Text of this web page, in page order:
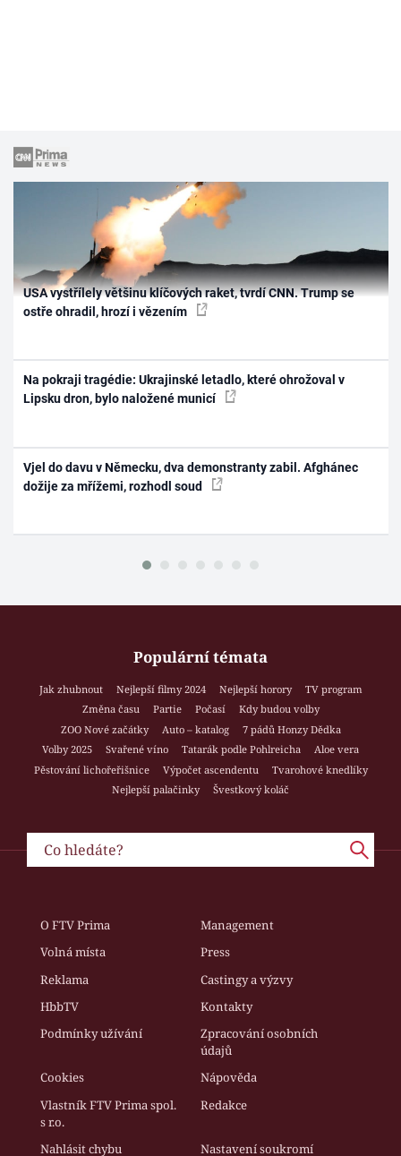
USA vystřílely většinu klíčových raket, tvrdí CNN. Trump se
ostře ohradil, hrozí i vězením
Na pokraji tragédie: Ukrajinské letadlo, které ohrožoval v
Lipsku dron, bylo naložené municí
Vjel do davu v Německu, dva demonstranty zabil. Afghánec
dožije za mřížemi, rozhodl soud
Populární témata
Jak zhubnout Nejlepší filmy 2024 Nejlepší horory
TV program
Změna času
Partie Počasí
Kdy budou volby
ZOO Nové začátky
Auto – katalog
7 pádů Honzy Dědka
Volby 2025
Svařené víno Tatarák podle Pohlreicha
Aloe vera
Pěstování lichořeřišnice
Výpočet ascendentu
Tvarohové knedlíky
Nejlepší palačinky
Švestkový koláč
O FTV Prima
Management
Volná místa
Press
Reklama
Castingy a výzvy
HbbTV
Kontakty
Podmínky užívání
Zpracování osobních
údajů
Cookies
Nápověda
Vlastník FTV Prima spol.
s r.o.
Redakce
Nahlásit chybu Nastavení soukromí